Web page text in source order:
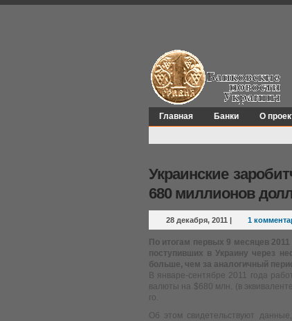
Главная Банки О
Украинские
680 миллионов
28 декабря, 2011 | 1
По итогам первых 9 месяцев
поступивших в Украину через
больше, чем за аналогичный
В январе-сентябре 2011 года
валюты на $680 млн. (в
го.
Об этом свидетельствуют